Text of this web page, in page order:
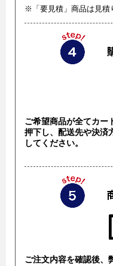
※「要見積」商品は見積
ご希望商品が全てカー
押下し、配送先や決済
してください。
ご注文内容を確認後、